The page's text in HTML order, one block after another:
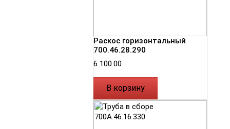
Раскос горизонтальный
700.46.28.290
6 100.00
В корзину